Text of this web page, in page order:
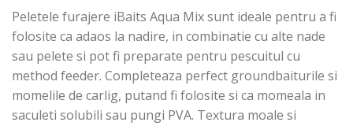
Peletele furajere iBaits Aqua Mix sunt ideale pentru a fi
folosite ca adaos la nadire, in combinatie cu alte nade
sau pelete si pot fi preparate pentru pescuitul cu
method feeder. Completeaza perfect groundbaiturile si
momelile de carlig, putand fi folosite si ca momeala in
saculeti solubili sau pungi PVA. Textura moale si